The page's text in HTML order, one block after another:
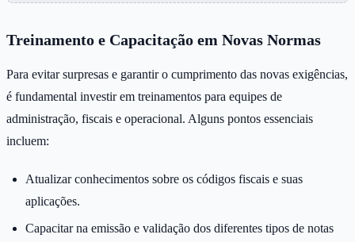
Treinamento e Capacitação em Novas Normas
Para evitar surpresas e garantir o cumprimento das novas exigências,
é fundamental investir em treinamentos para equipes de
administração, fiscais e operacional. Alguns pontos essenciais
incluem:
Atualizar conhecimentos sobre os códigos fiscais e suas
aplicações.
Capacitar na emissão e validação dos diferentes tipos de notas